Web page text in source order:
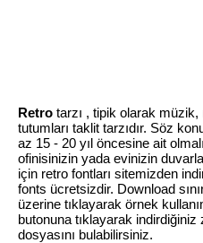
Retro tarzı , tipik olarak
tutumları taklit tarzıdır. Söz
az 15 - 20 yıl öncesine ait
ofinisinizin yada evinizin
için retro fontları sitemizden
fonts ücretsizdir. Download
üzerine tıklayarak örnek
butonuna tıklayarak
dosyasını bulabilirsiniz.